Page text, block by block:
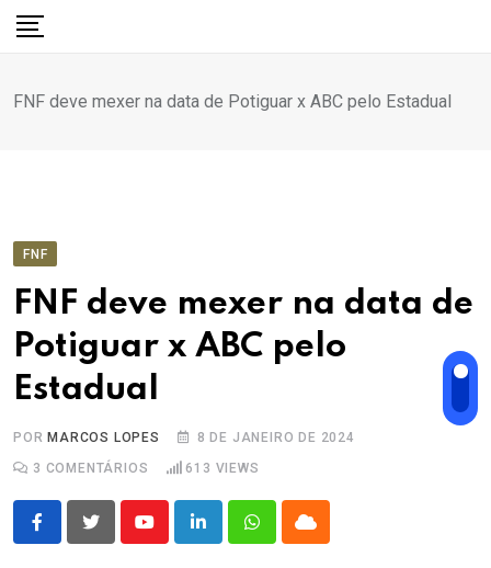
para
conteúdo
FNF deve mexer na data de Potiguar x ABC pelo Estadual
FNF
FNF deve mexer na data de
Potiguar x ABC pelo
Estadual
POR MARCOS LOPES
8 DE JANEIRO DE 2024
3 COMENTÁRIOS 613 VIEWS
YoutubeLinkedInWhatsappCloud